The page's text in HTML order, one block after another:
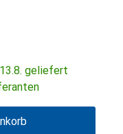
13.8. geliefert